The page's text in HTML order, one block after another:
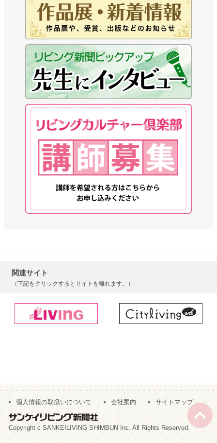
関連サイト
（下記をクリックするとサイトを離れます。）
個人情報の取扱いについて 会社案内 サイトマップ
Copyright c SANKEILIVING SHIMBUN Inc. All Rights Reserved.